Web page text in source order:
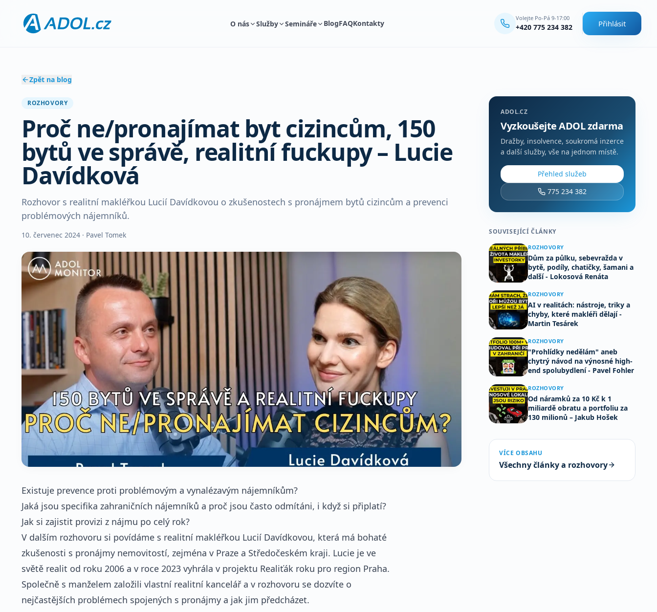
O nás Služby Semináře BlogFAQKontakty
Volejte Po-Pá 9-17:00
+420 775 234 382 Přihlásit
Zpět na blog
ROZHOVORY
Proč ne/pronajímat byt cizincům, 150
bytů ve správě, realitní fuckupy – Lucie
Davídková
Rozhovor s realitní makléřkou Lucií Davídkovou o zkušenostech s pronájmem bytů cizincům a prevenci
problémových nájemníků.
10. červenec 2024 · Pavel Tomek
Existuje prevence proti problémovým a vynalézavým nájemníkům?
Jaká jsou specifika zahraničních nájemníků a proč jsou často odmítáni, i když si připlatí?
Jak si zajistit provizi z nájmu po celý rok?
V dalším rozhovoru si povídáme s realitní makléřkou Lucií Davídkovou, která má bohaté
zkušenosti s pronájmy nemovitostí, zejména v Praze a Středočeském kraji. Lucie je ve
světě realit od roku 2006 a v roce 2023 vyhrála v projektu Realiťák roku pro region Praha.
Společně s manželem založili vlastní realitní kancelář a v rozhovoru se dozvíte o
nejčastějších problémech spojených s pronájmy a jak jim předcházet.
ADOL.CZ
Vyzkoušejte ADOL zdarma
Dražby, insolvence, soukromá inzerce
a další služby, vše na jednom místě.
Přehled služeb
775 234 382
SOUVISEJÍCÍ ČLÁNKY
ROZHOVORY
Dům za půlku, sebevražda v
bytě, podíly, chatičky, šamani a
další - Lokosová Renáta
ROZHOVORY
AI v realitách: nástroje, triky a
chyby, které makléři dělají -
Martin Tesárek
ROZHOVORY
"Prohlídky nedělám" aneb
chytrý návod na výnosné high-
end spolubydlení - Pavel Fohler
ROZHOVORY
Od náramků za 10 Kč k 1
miliardě obratu a portfoliu za
130 milionů – Jakub Hošek
VÍCE OBSAHU
Všechny články a rozhovory